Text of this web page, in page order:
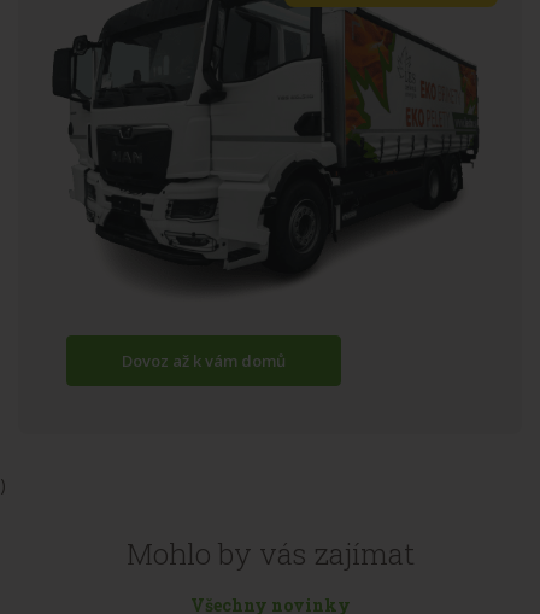
Dovoz až k vám domů
)
Mohlo by vás zajímat
Všechny novinky